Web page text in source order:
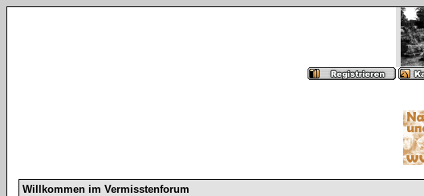
Willkommen im Vermisstenforum